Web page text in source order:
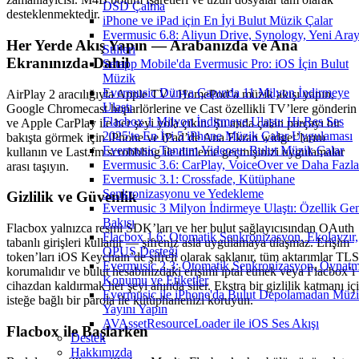
DSD Çalma
iPhone ve iPad için En İyi Bulut Müzik Çalar
Evermusic 6.8: Aliyun Drive, Synology, Yeni
Stilleri
Setapp Mobile'da Evermusic Pro: iOS İçin Bulut
Müzik
Evermusic Dünya Çapında 11 Milyon İndirmeye
Ulaştı
Flacbox 1 Milyon İndirmeye Ulaştı: Hi-Res Ses
2025'te En İyi 5 iPhone Müzik Çalar Uygulaması
Evermusic Tanıtım Videosu: Bulut Müzik Çalar
Evermusic 3.6: CarPlay, VoiceOver ve Daha
Evermusic 3.1: Crossfade, Kütüphane
Senkronizasyonu ve Yedekleme
Evermusic 3 Milyon İndirmeye Ulaştı: Özellik
Bakışı
Flacbox 1.6: Otomatik Senkronizasyon, Ekolayzır,
OPUS Desteği
Evermusic 2.3: Otomatik Senkronizasyon,
Konumu ve Etiketler
Evermusic ile iPhone'da Bulut Depolamadan
Yayını Yapın
AVAssetResourceLoader ile iOS Ses Akışı
Destek
Hakkımızda
desteklenmektedir.
Her Yerde Akış Yapın — Arabanızda ve Ana
Ekranınızda Dahil
AirPlay 2 aracılığıyla Apple TV / HomePod’a müzik akışı yapın,
Google Chromecast hoparlörlerine ve Cast özellikli TV’lere gönderin
ve Apple CarPlay ile her şeyi yola çıkın. Şu anda çalan parçayı bir
bakışta görmek için iPhone ve iPad’de Ana Ekran widget’larını
kullanın ve Last.fm scrobbling ile dinleme geçmişinizi uygulamalar
arası taşıyın.
Gizlilik ve Güvenlik
Flacbox yalnızca resmi SDK’ları ve her bulut sağlayıcısından OAuth
tabanlı girişleri kullanır — şifreniz asla uygulamaya ulaşmaz. Erişim
token’ları iOS Keychain’de şifreli olarak saklanır, tüm aktarımlar TLS
korumalıdır ve bulut hesabınızdaki erişimi iptal etmek veya Flacbox’ı
cihazdan kaldırmak her şeyi anında siler. Ekstra bir gizlilik katmanı
isteğe bağlı bir parola ile kütüphanenizi koruyun.
Flacbox ile Başlarken